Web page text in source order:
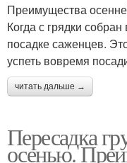
Преимущества
Когда с грядки
посадке саженцев.
успеть вовремя
читать дальше →
Пересадка
осенью.